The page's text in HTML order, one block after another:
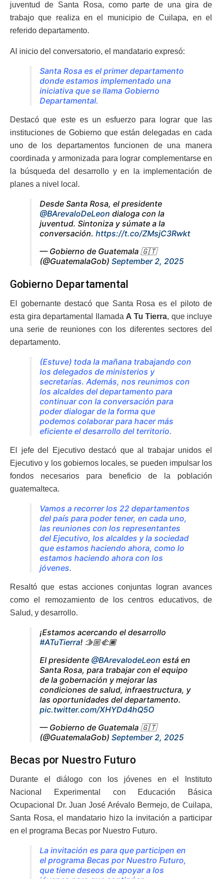
juventud de Santa Rosa, como parte de una gira de
trabajo que realiza en el municipio de Cuilapa, en el
referido departamento.
Al inicio del conversatorio, el mandatario expresó:
Santa Rosa es el primer departamento
donde estamos implementado una
iniciativa que se llama Gobierno
Departamental.
Destacó que este es un esfuerzo para lograr que las
instituciones de Gobierno que están delegadas en cada
uno de los departamentos funcionen de una manera
coordinada y armonizada para lograr complementarse en
la búsqueda del desarrollo y en la implementación de
planes a nivel local.
Desde Santa Rosa, el presidente
@BArevaloDeLeon dialoga con la
juventud. Sintoniza y súmate a la
conversación. https://t.co/ZMsjC3Rwkt
— Gobierno de Guatemala 🇬🇹
(@GuatemalaGob) September 2, 2025
Gobierno Departamental
El gobernante destacó que Santa Rosa es el piloto de
esta gira departamental llamada A Tu Tierra, que incluye
una serie de reuniones con los diferentes sectores del
departamento.
(Estuve) toda la mañana trabajando con
los delegados de ministerios y
secretarías. Además, nos reunimos con
los alcaldes del departamento para
continuar con la conversación para
poder dialogar de la forma que
podemos colaborar para hacer más
eficiente el desarrollo del territorio.
El jefe del Ejecutivo destacó que al trabajar unidos el
Ejecutivo y los gobiernos locales, se pueden impulsar los
fondos necesarios para beneficio de la población
guatemalteca.
Vamos a recorrer los 22 departamentos
del país para poder tener, en cada uno,
las reuniones con los representantes
del Ejecutivo, los alcaldes y la sociedad
que estamos haciendo ahora, como lo
estamos haciendo ahora con los
jóvenes.
Resaltó que estas acciones conjuntas logran avances
como el remozamiento de los centros educativos, de
Salud, y desarrollo.
¡Estamos acercando el desarrollo
#ATuTierra! 🫱🏼‍🫲🏾
El presidente @BArevalodeLeon está en
Santa Rosa, para trabajar con el equipo
de la gobernación y mejorar las
condiciones de salud, infraestructura, y
las oportunidades del departamento.
pic.twitter.com/XHYDd4hQ5O
— Gobierno de Guatemala 🇬🇹
(@GuatemalaGob) September 2, 2025
Becas por Nuestro Futuro
Durante el diálogo con los jóvenes en el Instituto
Nacional Experimental con Educación Básica
Ocupacional Dr. Juan José Arévalo Bermejo, de Cuilapa,
Santa Rosa, el mandatario hizo la invitación a participar
en el programa Becas por Nuestro Futuro.
La invitación es para que participen en
el programa Becas por Nuestro Futuro,
que tiene deseos de apoyar a los